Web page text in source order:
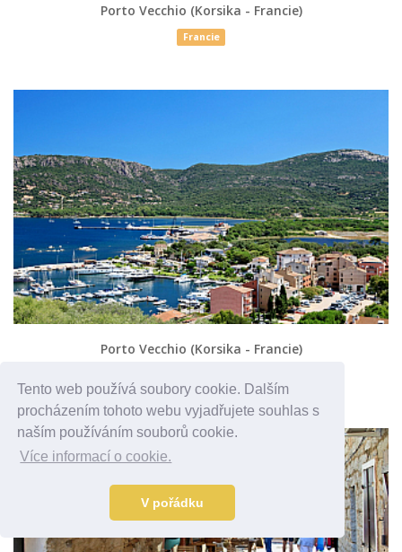
Tento web používá soubory cookie. Dalším
procházením tohoto webu vyjadřujete souhlas s
naším používáním souborů cookie.
Více informací o cookie.
V pořádku
Porto Vecchio (Korsika - Francie)
Francie
Porto Vecchio (Korsika - Francie)